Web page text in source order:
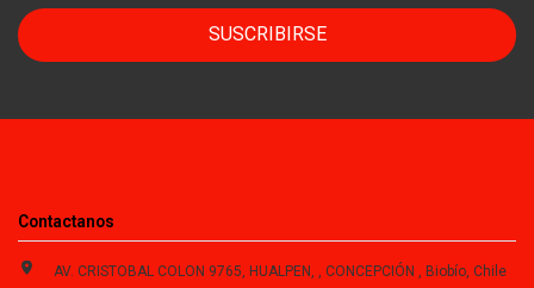
SUSCRIBIRSE
Contactanos
AV. CRISTOBAL COLON 9765, HUALPEN, , CONCEPCIÓN , Biobío, Chile